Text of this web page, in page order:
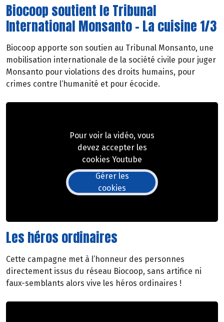
Biocoop soutient le Tribunal
International Monsanto - La cuisine 1/3
Biocoop apporte son soutien au Tribunal Monsanto, une
mobilisation internationale de la société civile pour juger
Monsanto pour violations des droits humains, pour
crimes contre l‘humanité et pour écocide.
Pour voir la vidéo, vous
devez accepter les
cookies Youtube
Gérer les
cookies
Les héros ordinaires
Cette campagne met à l’honneur des personnes
directement issus du réseau Biocoop, sans artifice ni
faux-semblants alors vive les héros ordinaires !